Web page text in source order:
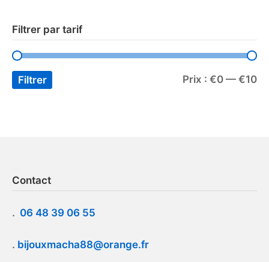
Filtrer par tarif
Filtrer Prix : €0 — €10
Contact
. 06 48 39 06 55
. bijouxmacha88@orange.fr